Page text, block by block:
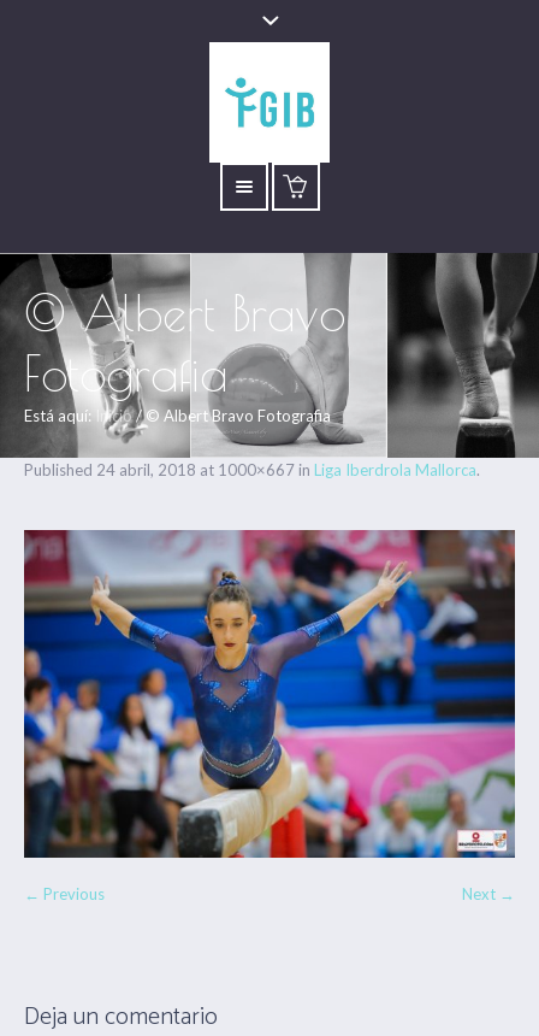
© Albert Bravo
Fotografia
Está aquí: Inicio/© Albert Bravo Fotografia
Published 24 abril, 2018 at 1000×667 in Liga Iberdrola Mallorca.
← Previous Next →
Deja un comentario